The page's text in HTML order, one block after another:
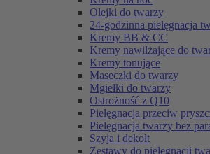
Olejki do twarzy
24-godzinna pielęgnacja
Kremy BB & CC
Kremy nawilżające do
Kremy tonujące
Maseczki do twarzy
Mgiełki do twarzy
Ostrożność z Q10
Pielęgnacja przeciw
Pielęgnacja twarzy bez
Szyja i dekolt
Zestawy do pielęgnacji